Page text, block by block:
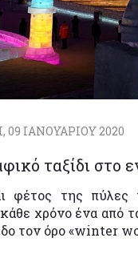
ΙΑΝΟΥΑΡΙΟΥ 2020
ταξίδι στο
φέτος της
κάθε χρόνο ένα από
τον όρο «winter